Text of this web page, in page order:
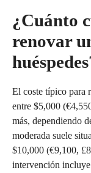
¿Cuánto
renovar
El coste típico para
entre $5,000
más, dependiendo
moderada suele
$10,000 (€9,100,
intervención